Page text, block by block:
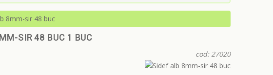
8mm-sir 48 buc
SIR 48 BUC 1 BUC
cod: 27020